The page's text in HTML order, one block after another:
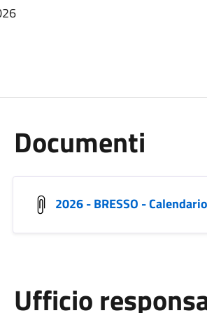
Documenti
2026 - BRESSO -
Ufficio